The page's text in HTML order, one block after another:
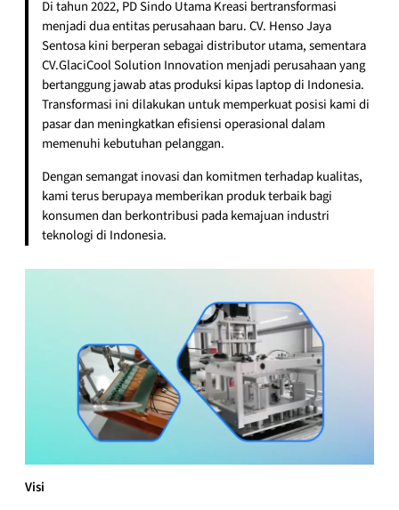
Di tahun 2022, PD Sindo Utama Kreasi bertransformasi
menjadi dua entitas perusahaan baru. CV. Henso Jaya
Sentosa kini berperan sebagai distributor utama, sementara
CV.GlaciCool Solution Innovation menjadi perusahaan yang
bertanggung jawab atas produksi kipas laptop di Indonesia.
Transformasi ini dilakukan untuk memperkuat posisi kami di
pasar dan meningkatkan efisiensi operasional dalam
memenuhi kebutuhan pelanggan.
Dengan semangat inovasi dan komitmen terhadap kualitas,
kami terus berupaya memberikan produk terbaik bagi
konsumen dan berkontribusi pada kemajuan industri
teknologi di Indonesia.
Visi